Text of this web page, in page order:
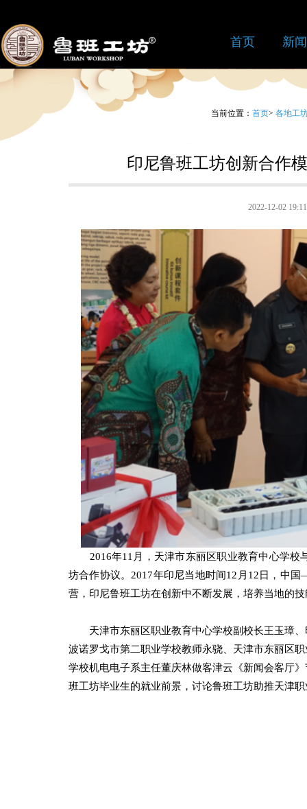
首页 新
当前位置： 首页> 各地工
印尼鲁班工坊创新合作
2022-12-02
2016年11月，天津市东丽区职业教育中心学校
坊合作协议。2017年印尼当地时间12月12日，中
营，印尼鲁班工坊在创新中不断发展，培养当地的
天津市东丽区职业教育中心学校副校长王玉璋、
波诺罗戈市第二职业学校教师永骁、天津市东丽区
学校机电电子系主任董庆林做客津云《新闻会客厅
班工坊毕业生的就业前景，讨论鲁班工坊助推天津